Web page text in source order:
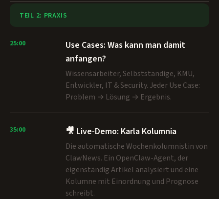
TEIL 2: PRAXIS
25:00
Use Cases: Was kann man damit
anfangen?
Wissensarbeiter, Selbstständige, KMU,
Entwickler, IT & Security. Jeder Use Case:
Problem → Lösung → Ergebnis.
35:00 🎥 Live-Demo: Karla Kolumnia
Die automatische Wochenkolumnistin von
ClawNews. Ein OpenClaw-Agent, der
eigenständig Artikel analysiert und eine
Kolumne mit Einordnung und Prognose
schreibt.